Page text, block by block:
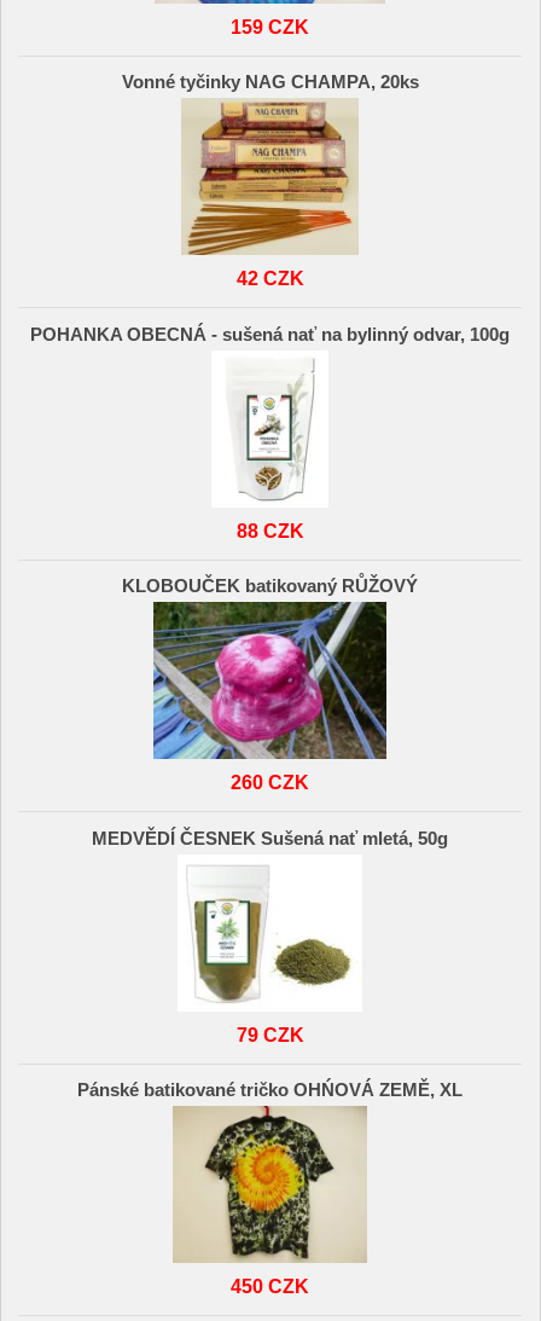
159 CZK
Vonné tyčinky NAG CHAMPA, 20ks
42 CZK
POHANKA OBECNÁ - sušená nať na bylinný odvar, 100g
88 CZK
KLOBOUČEK batikovaný RŮŽOVÝ
260 CZK
MEDVĚDÍ ČESNEK Sušená nať mletá, 50g
79 CZK
Pánské batikované tričko OHŃOVÁ ZEMĚ, XL
450 CZK